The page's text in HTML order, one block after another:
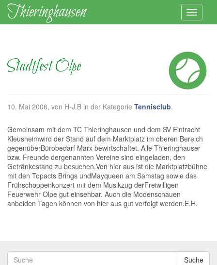
Stadtfest Olpe
10. Mai 2006, von H-J.B in der Kategorie Tennisclub.
Gemeinsam mit dem TC Thieringhausen und dem SV Eintracht
Kleusheimwird der Stand auf dem Marktplatz im oberen Bereich
gegenüberBürobedarf Marx bewirtschaftet. Alle Thieringhauser
bzw. Freunde dergenannten Vereine sind eingeladen, den
Getränkestand zu besuchen.Von hier aus ist die Marktplatzbühne
mit den Topacts Brings undMayqueen am Samstag sowie das
Frühschoppenkonzert mit dem Musikzug derFreiwilligen
Feuerwehr Olpe gut einsehbar. Auch die Modenschauen
anbeiden Tagen können von hier aus gut verfolgt werden.E.H.
Suche